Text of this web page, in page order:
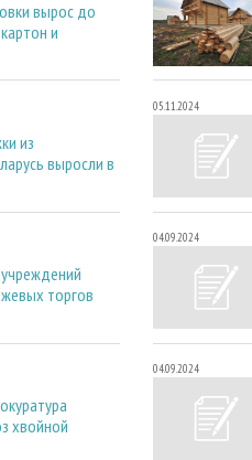
вырос до
и
из
выросли в
торгов
хвойной
05.11.2024
04.09.2024
04.09.2024